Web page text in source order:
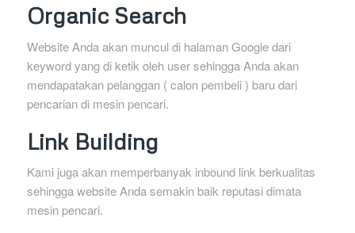
Organic Search
Website Anda akan muncul di halaman Google dari
keyword yang di ketik oleh user sehingga Anda akan
mendapatakan pelanggan ( calon pembeli ) baru dari
pencarian di mesin pencari.
Link Building
Kami juga akan memperbanyak inbound link berkualitas
sehingga website Anda semakin baik reputasi dimata
mesin pencari.